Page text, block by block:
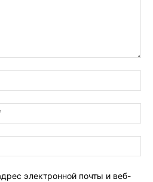
электронной почты и веб-